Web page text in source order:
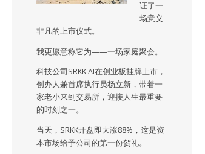
证了一
场意义
非凡的上市仪式。
我更愿意称它为——一场家庭聚会。
科技公司SRKK AI在创业板挂牌上市，
创办人兼首席执行员杨立新，带着一
家老小来到交易所，迎接人生最重要
的时刻之一。
当天，SRKK开盘即大涨88%，这是资
本市场给予公司的第一份贺礼。